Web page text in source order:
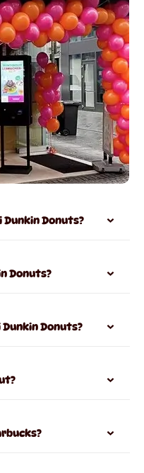
Donuts?
Donuts?
Donuts?